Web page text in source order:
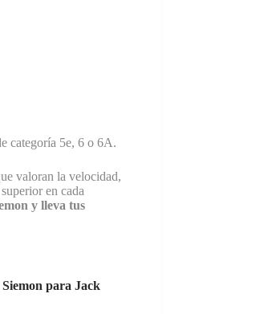
categoría 5e, 6 o 6A.
valoran la velocidad,
en cada
y lleva tus
para Jack